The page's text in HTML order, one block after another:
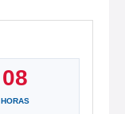
08
HORAS